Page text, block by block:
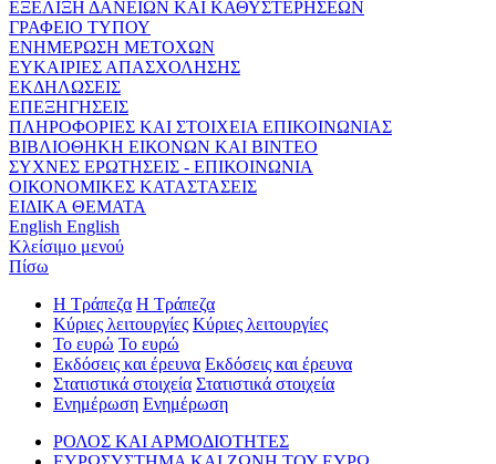
ΕΞΕΛΙΞΗ ΔΑΝΕΙΩΝ ΚΑΙ ΚΑΘΥΣΤΕΡΗΣΕΩΝ
ΓΡΑΦΕΙΟ ΤΥΠΟΥ
ΕΝΗΜΕΡΩΣΗ ΜΕΤΟΧΩΝ
ΕΥΚΑΙΡΙΕΣ ΑΠΑΣΧΟΛΗΣΗΣ
ΕΚΔΗΛΩΣΕΙΣ
ΕΠΕΞΗΓΗΣΕΙΣ
ΠΛΗΡΟΦΟΡΙΕΣ ΚΑΙ ΣΤΟΙΧΕΙΑ ΕΠΙΚΟΙΝΩΝΙΑΣ
ΒΙΒΛΙΟΘΗΚΗ ΕΙΚΟΝΩΝ ΚΑΙ ΒΙΝΤΕΟ
ΣΥΧΝΕΣ ΕΡΩΤΗΣΕΙΣ - ΕΠΙΚΟΙΝΩΝΙΑ
ΟΙΚΟΝΟΜΙΚΕΣ ΚΑΤΑΣΤΑΣΕΙΣ
ΕΙΔΙΚΑ ΘΕΜΑΤΑ
English English
Κλείσιμο μενού
Πίσω
Η Τράπεζα Η Τράπεζα
Κύριες λειτουργίες Κύριες λειτουργίες
Το ευρώ Το ευρώ
Εκδόσεις και έρευνα Εκδόσεις και έρευνα
Στατιστικά στοιχεία Στατιστικά στοιχεία
Ενημέρωση Ενημέρωση
ΡΟΛΟΣ ΚΑΙ ΑΡΜΟΔΙΟΤΗΤΕΣ